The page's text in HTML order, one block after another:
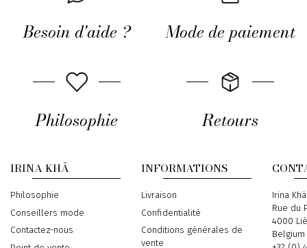
Besoin d'aide ? Mode de paiement
Philosophie Retours
IRINA KHÄ
Philosophie
Conseillers mode
Contactez-nous
INFORMATIONS
Livraison
Confidentialité
Conditions générales de
vente
Address
Irina Khä
Rue du
4000
Belgium